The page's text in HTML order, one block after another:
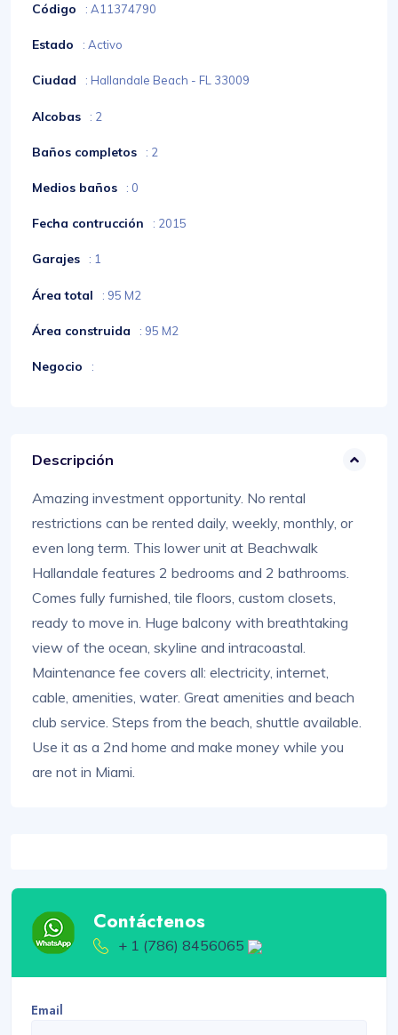
Código : A11374790
Estado : Activo
Ciudad : Hallandale Beach - FL 33009
Alcobas : 2
Baños completos : 2
Medios baños : 0
Fecha contrucción : 2015
Garajes : 1
Área total : 95 M2
Área construida : 95 M2
Negocio :
Descripción
Amazing investment opportunity. No rental
restrictions can be rented daily, weekly, monthly, or
even long term. This lower unit at Beachwalk
Hallandale features 2 bedrooms and 2 bathrooms.
Comes fully furnished, tile floors, custom closets,
ready to move in. Huge balcony with breathtaking
view of the ocean, skyline and intracoastal.
Maintenance fee covers all: electricity, internet,
cable, amenities, water. Great amenities and beach
club service. Steps from the beach, shuttle available.
Use it as a 2nd home and make money while you
are not in Miami.
Contáctenos
+ 1 (786) 8456065
Email